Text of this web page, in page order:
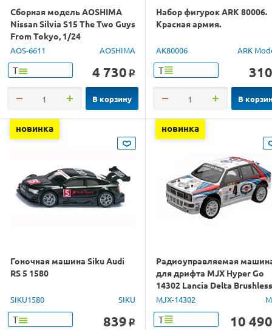
Сборная модель AOSHIMA
Nissan Silvia S15 The Two Guys
From Tokyo, 1/24
AOS-6611 AOSHIMA
Т 4 730 o
В корзину
Набор фигурок ARK 80006.
Красная армия.
AK80006 ARK
Т 310
В
новинка
Гоночная машина Siku Audi
RS 5 1580
SIKU1580 SIKU
Т 839 o
новинка
Радиоуправляемая
для дрифта MJX Hyper Go
14302 Lancia Delta Brushless
4WD 2.4G LED 1/14 RTR
MJX-14302
Т 10 490